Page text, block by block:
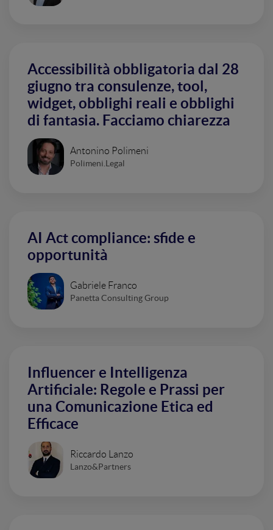
Accessibilità obbligatoria dal 28
giugno tra consulenze, tool,
widget, obblighi reali e obblighi
di fantasia. Facciamo chiarezza
Antonino Polimeni
Polimeni.Legal
AI Act compliance: sfide e
opportunità
Gabriele Franco
Panetta Consulting Group
Influencer e Intelligenza
Artificiale: Regole e Prassi per
una Comunicazione Etica ed
Efficace
Riccardo Lanzo
Lanzo&Partners